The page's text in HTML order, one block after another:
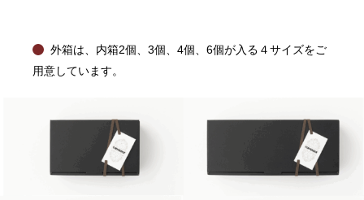
外箱は、内箱2個、3個、4個、6個が入る４サイズをご
用意しています。